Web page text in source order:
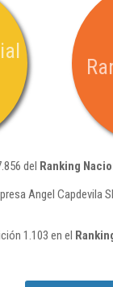
del Ranking
Angel Capdevila
1.103 en el